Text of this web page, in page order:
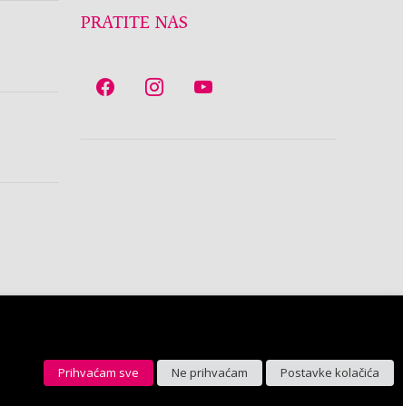
PRATITE NAS
Prihvaćam sve Ne prihvaćam Postavke kolačića